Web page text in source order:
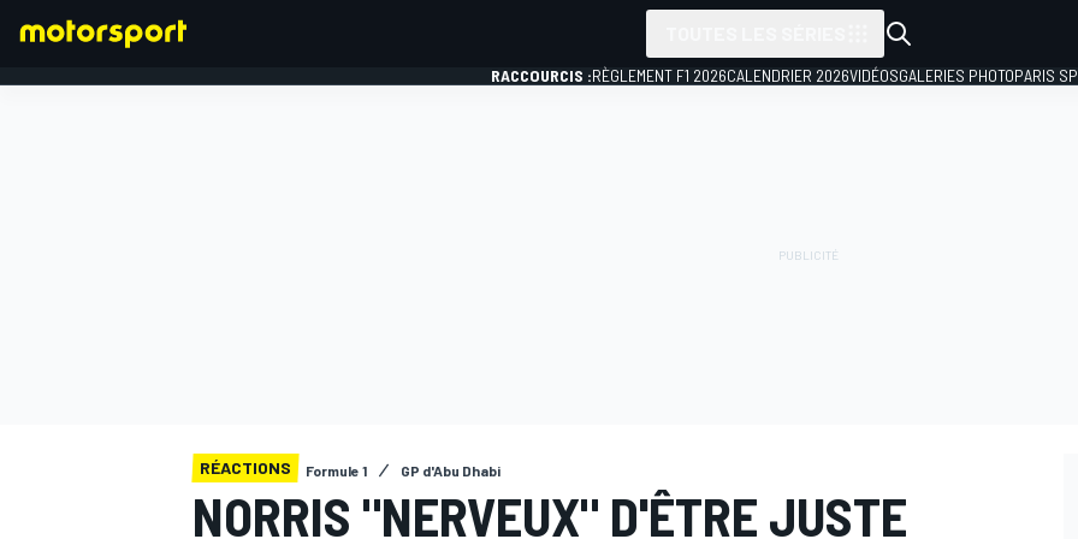
RACCOURCIS :RÈGLEMENT F1 2026CALENDRIER 2026VIDÉOSGALERIES PHOTOPARIS
RÉACTIONS Formule 1 GP d'Abu Dhabi
NORRIS "NERVEUX" D'ÊTRE JUSTE